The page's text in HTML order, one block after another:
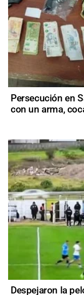
Persecución en
con un arma,
Despejaron la